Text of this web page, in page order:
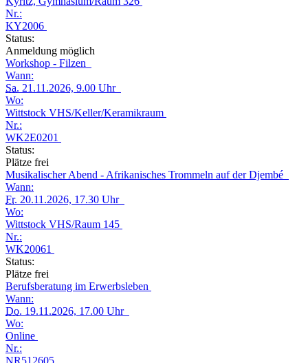
Nr.:
KY2006
Status:
Anmeldung möglich
Workshop - Filzen
Wann:
Sa. 21.11.2026, 9.00 Uhr
Wo:
Wittstock VHS/Keller/Keramikraum
Nr.:
WK2E0201
Status:
Plätze frei
Musikalischer Abend - Afrikanisches Trommeln auf der Djembé
Wann:
Fr. 20.11.2026, 17.30 Uhr
Wo:
Wittstock VHS/Raum 145
Nr.:
WK20061
Status:
Plätze frei
Berufsberatung im Erwerbsleben
Wann:
Do. 19.11.2026, 17.00 Uhr
Wo:
Online
Nr.: